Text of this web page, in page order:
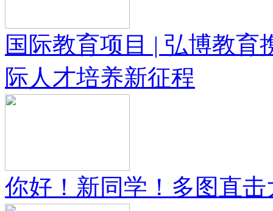
国际教育项目 | 弘博教
际人才培养新征程
你好！新同学！多图直